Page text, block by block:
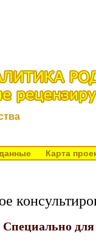
Карта
Специально для